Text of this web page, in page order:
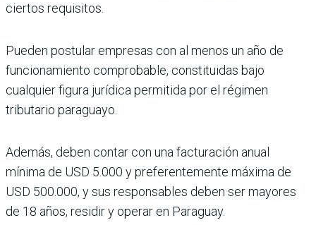
ciertos requisitos.
Pueden postular empresas con al menos un año de
funcionamiento comprobable, constituidas bajo
cualquier figura jurídica permitida por el régimen
tributario paraguayo.
Además, deben contar con una facturación anual
mínima de USD 5.000 y preferentemente máxima de
USD 500.000, y sus responsables deben ser mayores
de 18 años, residir y operar en Paraguay.